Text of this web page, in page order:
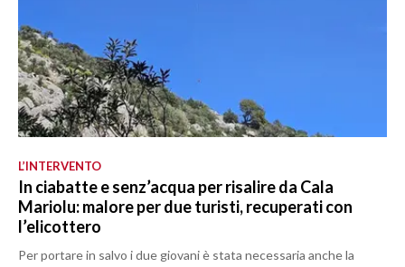
L’INTERVENTO
In ciabatte e senz’acqua per risalire da Cala
Mariolu: malore per due turisti, recuperati con
l’elicottero
Per portare in salvo i due giovani è stata necessaria anche la